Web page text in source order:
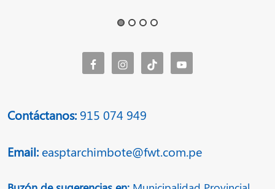
Contáctanos: 915 074 949
Email: easptarchimbote@fwt.com.pe